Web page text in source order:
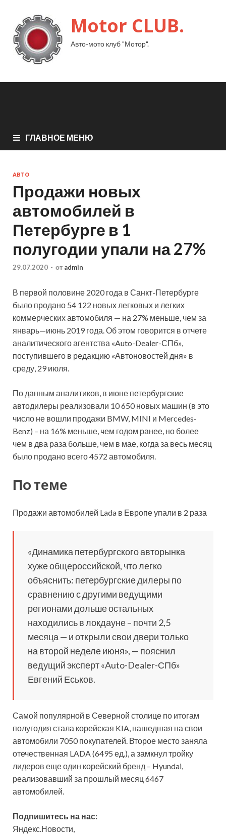
Motor CLUB.
Авто-мото клуб "Мотор".
ГЛАВНОЕ МЕНЮ
АВТО
Продажи новых
автомобилей в
Петербурге в 1
полугодии упали на 27%
29.07.2020 - от admin
В первой половине 2020 года в Санкт-Петербурге
было продано 54 122 новых легковых и легких
коммерческих автомобиля — на 27% меньше, чем за
январь—июнь 2019 года. Об этом говорится в отчете
аналитического агентства «Auto-Dealer-СПб»,
поступившего в редакцию «Автоновостей дня» в
среду, 29 июля.
По данным аналитиков, в июне петербургские
автодилеры реализовали 10 650 новых машин (в это
число не вошли продажи BMW, MINI и Mercedes-
Benz) – на 16% меньше, чем годом ранее, но более
чем в два раза больше, чем в мае, когда за весь месяц
было продано всего 4572 автомобиля.
По теме
Продажи автомобилей Lada в Европе упали в 2 раза
«Динамика петербургского авторынка
хуже общероссийской, что легко
объяснить: петербургские дилеры по
сравнению с другими ведущими
регионами дольше остальных
находились в локдауне – почти 2,5
месяца — и открыли свои двери только
на второй неделе июня», — пояснил
ведущий эксперт «Auto-Dealer-СПб»
Евгений Еськов.
Самой популярной в Северной столице по итогам
полугодия стала корейская KIA, нашедшая на свои
автомобили 7050 покупателей. Второе место заняла
отечественная LADA (6495 ед.), а замкнул тройку
лидеров еще один корейский бренд – Hyundai,
реализовавший за прошлый месяц 6467
автомобилей.
Подпишитесь на нас:
Яндекс.Новости,